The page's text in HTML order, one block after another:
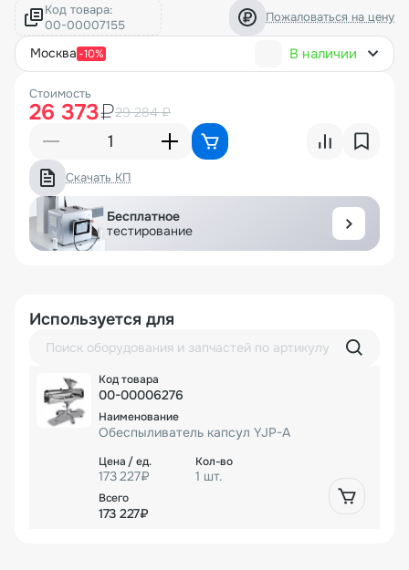
Код товара: Пожаловаться на цену
москва -10% В наличии
Стоимость
26 373₽29 284 ₽
Скачать КП
Бесплатное
тестирование
Используется для
00-00006276
Обеспыливатель капсул YJP-A
173 227₽ 1 шт.
173 227₽